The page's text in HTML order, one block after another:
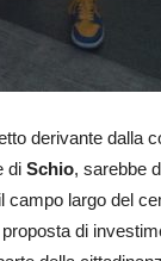
derivante dalla
di Schio, sarebbe
campo largo del
di